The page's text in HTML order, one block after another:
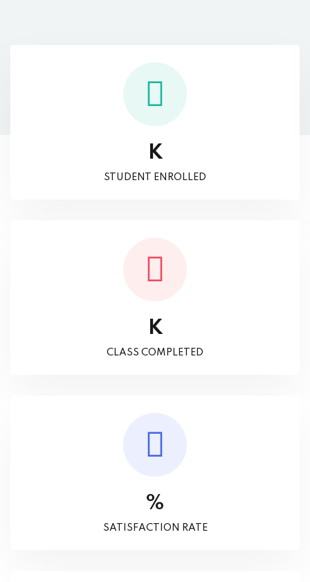
K
STUDENT ENROLLED
K
CLASS COMPLETED
%
SATISFACTION RATE